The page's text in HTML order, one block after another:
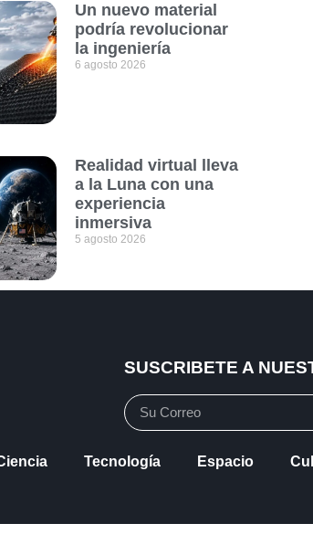
Un nuevo material
podría revolucionar
la ingeniería
6 agosto 2026
Realidad virtual lleva
a la Luna con una
experiencia
inmersiva
5 agosto 2026
SUSCRIBETE A
Tecnología Espacio